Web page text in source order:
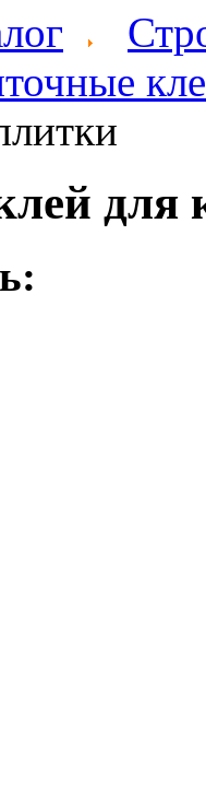
для